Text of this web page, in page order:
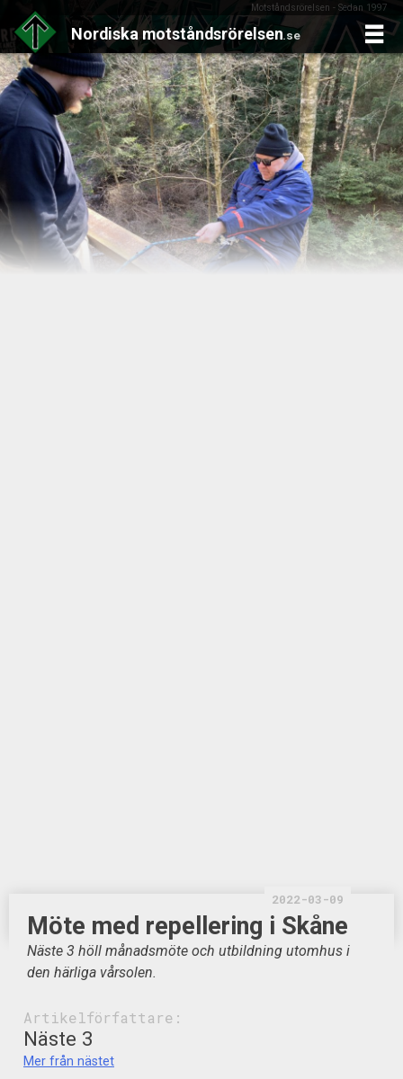
Motståndsrörelsen - Sedan 1997
Nordiska motståndsrörelsen.se
Skip
to
content
2022-03-09
Möte med repellering i Skåne
Näste 3 höll månadsmöte och utbildning utomhus i
den härliga vårsolen.
Artikelförfattare:
Näste 3
Mer från nästet